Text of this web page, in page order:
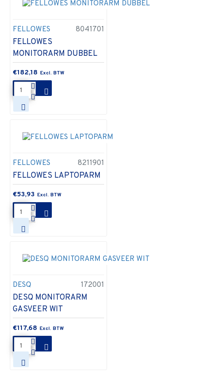
FELLOWES 8041701
FELLOWES
MONITORARM DUBBEL
€182,18
FELLOWES 8211901
FELLOWES LAPTOPARM
€53,93
DESQ 172001
DESQ MONITORARM
GASVEER WIT
€117,68